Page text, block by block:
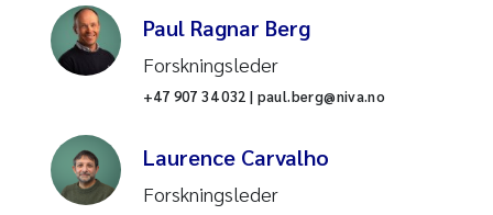
Paul Ragnar Berg
Forskningsleder
+47 907 34 032 | paul.berg@niva.no
Laurence Carvalho
Forskningsleder